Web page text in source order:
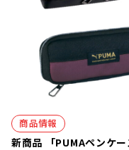
商品情報
新商品 「PUMAペンケ